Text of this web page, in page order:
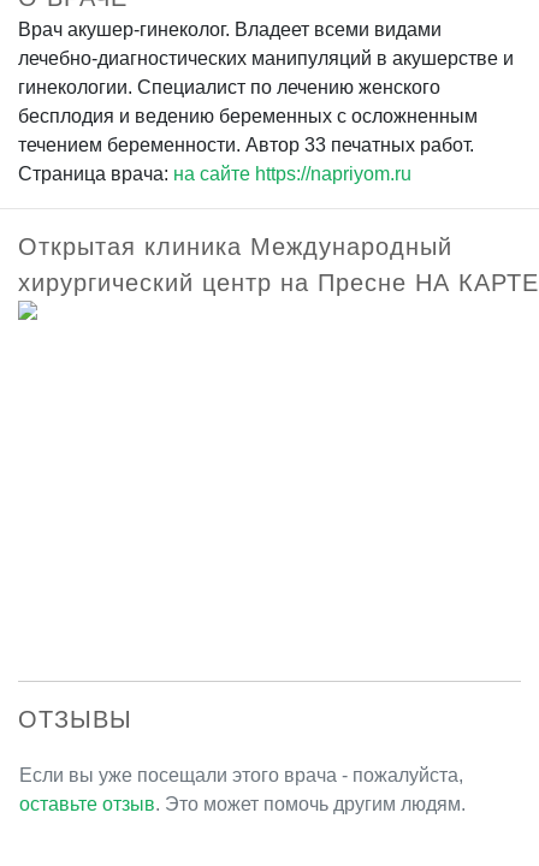
Врач акушер-гинеколог. Владеет всеми видами
лечебно-диагностических манипуляций в акушерстве и
гинекологии. Специалист по лечению женского
бесплодия и ведению беременных с осложненным
течением беременности. Автор 33 печатных работ.
Страница врача: на сайте https://napriyom.ru
Открытая клиника Международный
хирургический центр на Пресне НА КАРТЕ
ОТЗЫВЫ
Если вы уже посещали этого врача - пожалуйста,
оставьте отзыв. Это может помочь другим людям.